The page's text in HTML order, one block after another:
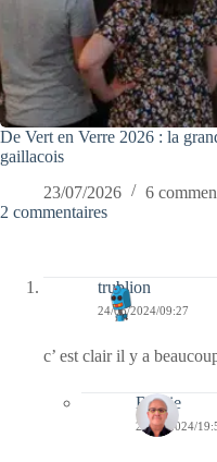
De Vert en Verre 2026 : la
gaillacois
23/07/2026
6
2 commentaires
trublion
24/06/2024/09:27
c’ est clair il y a
Bernie
26/06/2024/